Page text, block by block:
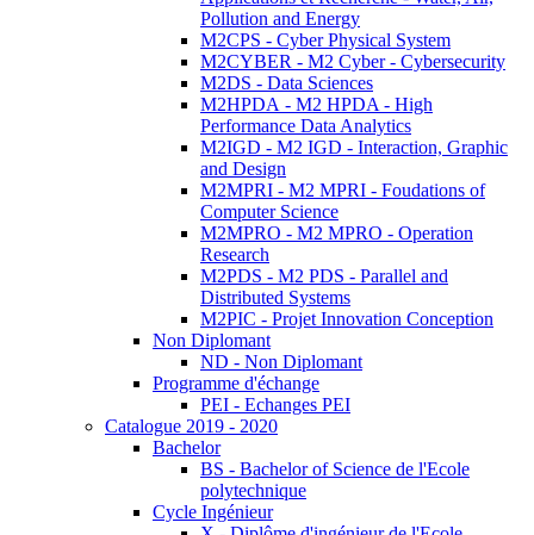
Pollution and Energy
M2CPS - Cyber Physical System
M2CYBER - M2 Cyber - Cybersecurity
M2DS - Data Sciences
M2HPDA - M2 HPDA - High
Performance Data Analytics
M2IGD - M2 IGD - Interaction, Graphic
and Design
M2MPRI - M2 MPRI - Foudations of
Computer Science
M2MPRO - M2 MPRO - Operation
Research
M2PDS - M2 PDS - Parallel and
Distributed Systems
M2PIC - Projet Innovation Conception
Non Diplomant
ND - Non Diplomant
Programme d'échange
PEI - Echanges PEI
Catalogue 2019 - 2020
Bachelor
BS - Bachelor of Science de l'Ecole
polytechnique
Cycle Ingénieur